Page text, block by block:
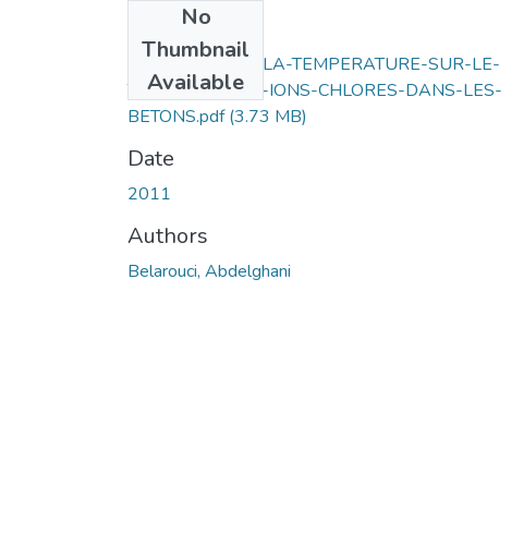
No
Thumbnail
Available
INFLUENCE-DE-LA-TEMPERATURE-SUR-LE-
TRANSFER-DES-IONS-CHLORES-DANS-LES-
BETONS.pdf(3.73 MB)
Date
2011
Authors
Belarouci, Abdelghani